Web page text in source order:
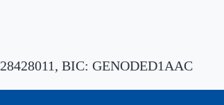
BIC: GENODED1AAC